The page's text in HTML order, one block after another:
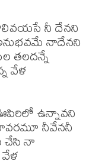
నీ దేనని
నాదేనని
తలదన్నే
వేళ
ఉన్నావని
నీవేననీ
నా